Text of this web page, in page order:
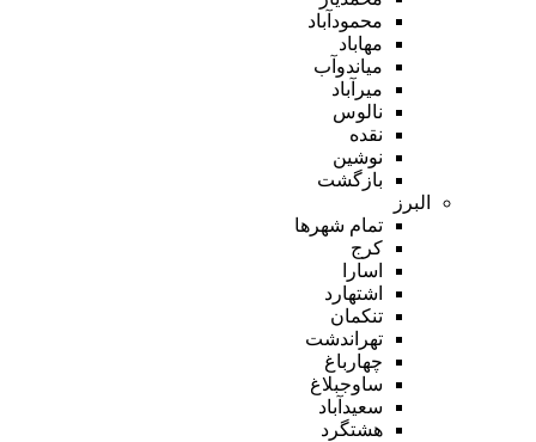
محمودآباد
مهاباد
میاندوآب
میرآباد
نالوس
نقده
نوشین
بازگشت
البرز
تمام شهر‌ها
کرج
اسارا
اشتهارد
تنکمان
تهراندشت
چهارباغ
ساوجبلاغ
سعیدآباد
هشتگرد